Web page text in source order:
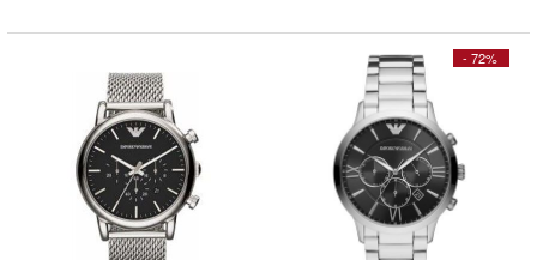
- 72%